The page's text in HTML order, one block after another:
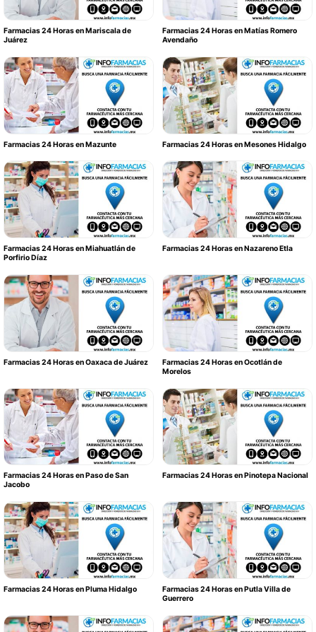
Farmacias 24 Horas en Mariscala de
Juárez
Farmacias 24 Horas en Matías Romero
Avendaño
Farmacias 24 Horas en Mazunte Farmacias 24 Horas en Mesones Hidalgo
Farmacias 24 Horas en Miahuatlán de
Porfirio Díaz
Farmacias 24 Horas en Nazareno Etla
Farmacias 24 Horas en Oaxaca de Juárez
Farmacias 24 Horas en Ocotlán de
Morelos
Farmacias 24 Horas en Paso de San
Jacobo
Farmacias 24 Horas en Pinotepa Nacional
Farmacias 24 Horas en Pluma Hidalgo
Farmacias 24 Horas en Putla Villa de
Guerrero